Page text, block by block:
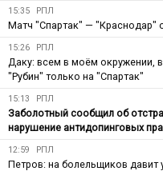
15:35 РПЛ
Матч "Спартак" — "Краснодар"
15:26 РПЛ
Даку: всем в моём окружении,
"Рубин" только на "Спартак"
15:13 РПЛ
Заболотный сообщил об
нарушение антидопинговых
12:59 РПЛ
Петров: на болельщиков давит